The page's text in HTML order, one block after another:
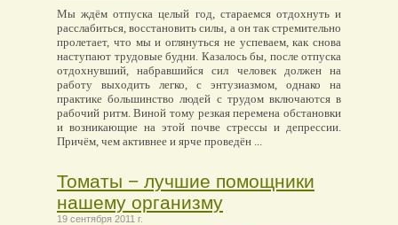
Мы ждём отпуска целый год, стараемся отдохнуть и
расслабиться, восстановить силы, а он так стремительно
пролетает, что мы и оглянуться не успеваем, как снова
наступают трудовые будни. Казалось бы, после отпуска
отдохнувший, набравшийся сил человек должен на
работу выходить легко, с энтузиазмом, однако на
практике большинство людей с трудом включаются в
рабочий ритм. Виной тому резкая перемена обстановки
и возникающие на этой почве стрессы и депрессии.
Причём, чем активнее и ярче проведён ...
Томаты − лучшие помощники
нашему организму
19 сентября 2011 г.